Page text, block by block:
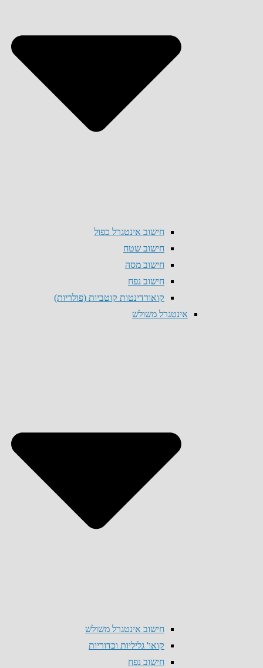
חישוב אינטגרל כפול
חישוב שטח
חישוב מסה
חישוב נפח
קואורדינטות קוטביות (פולריות)
אינטגרל משולש
חישוב אינטגרל משולש
קואו' גליליות וכדוריות
חישוב נפח